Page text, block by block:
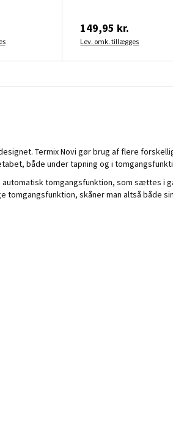
149,95 kr.
Lev. omk. tillægges
Termix Novi gør brug af flere
både under tapning og i
tomgangsfunktion, som sættes i
skåner man altså både